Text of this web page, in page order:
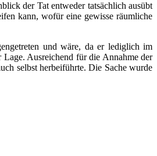
der Tat entweder tatsächlich ausübt
kann, wofür eine gewisse räumliche
und wäre, da er lediglich im
Ausreichend für die Annahme der
selbst herbeiführte. Die Sache wurde